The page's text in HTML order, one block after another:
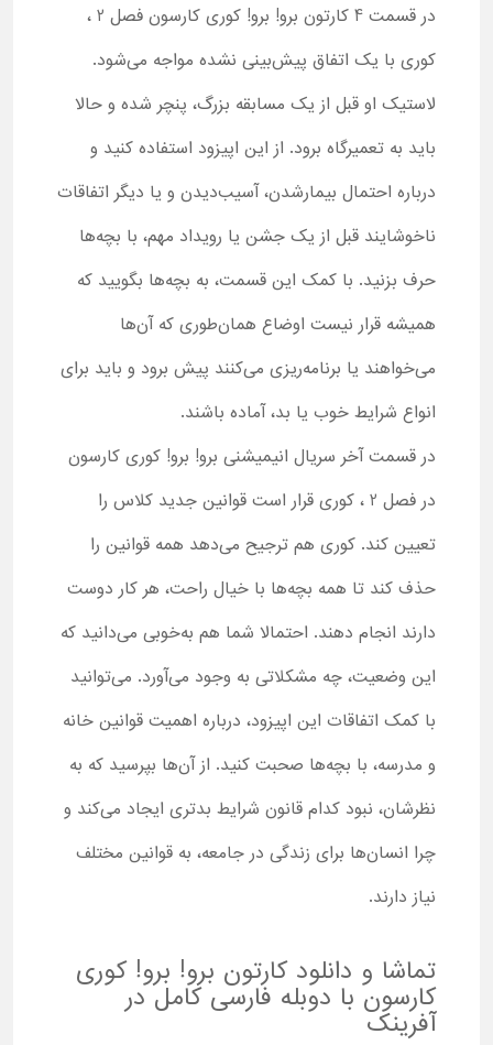
در قسمت 4 کارتون برو! برو! کوری کارسون فصل 2 ،
کوری با یک اتفاق پیش‌بینی نشده مواجه می‌شود.
لاستیک او قبل از یک مسابقه بزرگ، پنچر شده و حالا
باید به تعمیرگاه برود. از این اپیزود استفاده کنید و
درباره احتمال بیمارشدن، آسیب‌دیدن و یا دیگر اتفاقات
ناخوشایند قبل از یک جشن یا رویداد مهم، با بچه‌ها
حرف بزنید. با کمک این قسمت، به بچه‌ها بگویید که
همیشه قرار نیست اوضاع همان‌طوری که آن‌ها
می‌خواهند یا برنامه‌ریزی می‌کنند پیش برود و باید برای
انواع شرایط خوب یا بد، آماده باشند.
در قسمت آخر سریال انیمیشنی برو! برو! کوری کارسون
در فصل 2 ، کوری قرار است قوانین جدید کلاس را
تعیین کند. کوری هم ترجیح می‌دهد همه قوانین را
حذف کند تا همه بچه‌ها با خیال راحت، هر کار دوست
دارند انجام دهند. احتمالا شما هم به‌خوبی می‌دانید که
این وضعیت، چه مشکلاتی به وجود می‌آورد. می‌توانید
با کمک اتفاقات این اپیزود، درباره اهمیت قوانین خانه
و مدرسه، با بچه‌ها صحبت کنید. از آن‌ها بپرسید که به
نظرشان، نبود کدام قانون شرایط بدتری ایجاد می‌کند و
چرا انسان‌ها برای زندگی در جامعه، به قوانین مختلف
نیاز دارند.
تماشا و دانلود کارتون برو! برو! کوری
کارسون با دوبله فارسی کامل در
آفرینک